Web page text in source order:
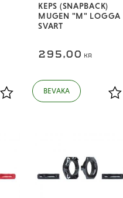
Lägg till i favoriter
KEPS (SNAPBACK)
MUGEN "M" LOGGA
SVART
295,00 KR